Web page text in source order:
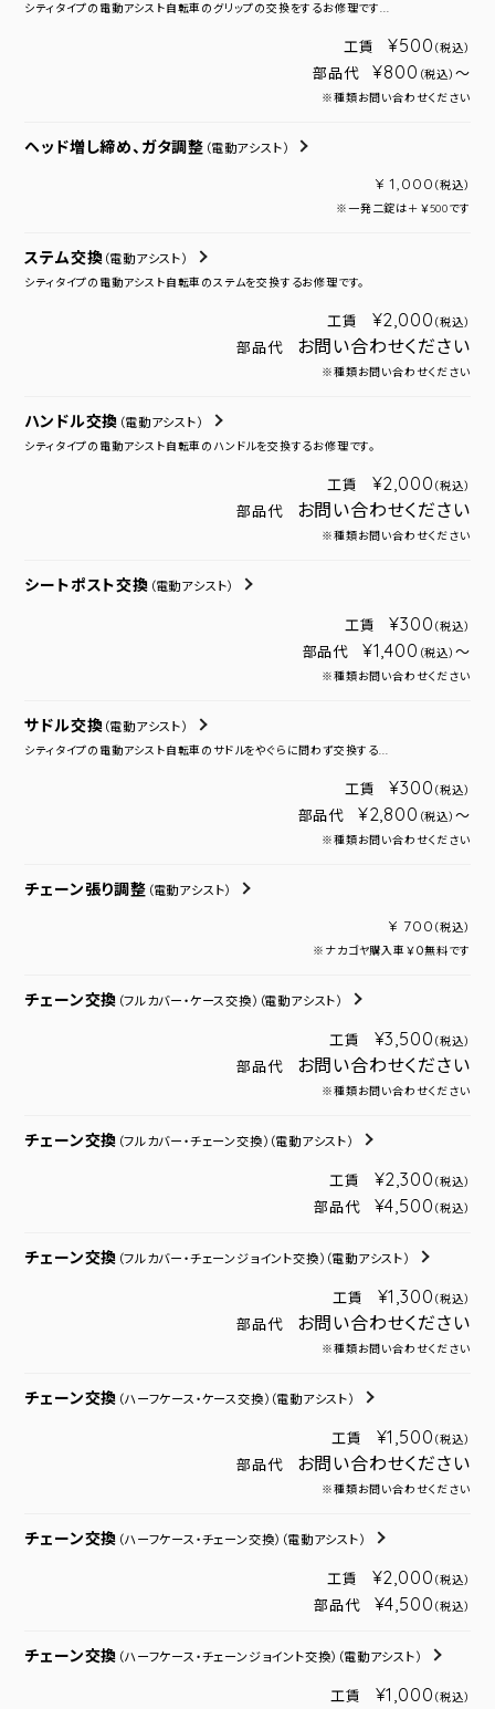
シティタイプの電動アシスト自転車のグリップの交換をするお修理です...
工賃 ¥500 （税込）
部品代 ¥800 （税込） ～
※種類お問い合わせください
ヘッド増し締め、ガタ調整 （電動アシスト）
¥ 1,000 （税込）
※一発二錠は＋￥500です
ステム交換 （電動アシスト）
シティタイプの電動アシスト自転車のステムを交換するお修理です。
工賃 ¥2,000 （税込）
部品代 お問い合わせください
※種類お問い合わせください
ハンドル交換 （電動アシスト）
シティタイプの電動アシスト自転車のハンドルを交換するお修理です。
工賃 ¥2,000 （税込）
部品代 お問い合わせください
※種類お問い合わせください
シートポスト交換 （電動アシスト）
工賃 ¥300 （税込）
部品代 ¥1,400 （税込） ～
※種類お問い合わせください
サドル交換 （電動アシスト）
シティタイプの電動アシスト自転車のサドルをやぐらに問わず交換する...
工賃 ¥300 （税込）
部品代 ¥2,800 （税込） ～
※種類お問い合わせください
チェーン張り調整 （電動アシスト）
¥ 700 （税込）
※ナカゴヤ購入車￥０無料です
チェーン交換 （フルカバー・ケース交換） （電動アシスト）
工賃 ¥3,500 （税込）
部品代 お問い合わせください
※種類お問い合わせください
チェーン交換 （フルカバー・チェーン交換） （電動アシスト）
工賃 ¥2,300 （税込）
部品代 ¥4,500 （税込）
チェーン交換 （フルカバー・チェーンジョイント交換） （電動アシスト）
工賃 ¥1,300 （税込）
部品代 お問い合わせください
※種類お問い合わせください
チェーン交換 （ハーフケース・ケース交換） （電動アシスト）
工賃 ¥1,500 （税込）
部品代 お問い合わせください
※種類お問い合わせください
チェーン交換 （ハーフケース・チェーン交換） （電動アシスト）
工賃 ¥2,000 （税込）
部品代 ¥4,500 （税込）
チェーン交換 （ハーフケース・チェーンジョイント交換） （電動アシスト）
工賃 ¥1,000 （税込）